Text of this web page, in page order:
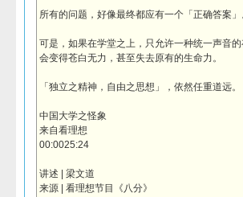
所有的问题，好像最终都应有一个「正确答案
可是，如果在学堂之上，只允许一种统一声音
会变得苍白无力，甚至失去原有的生命力。
「独立之精神，自由之思想」，依然任重道远。
中国大学之怪象
来自看理想
00:0025:24
讲述 | 梁文道
来源 | 看理想节目《八分》